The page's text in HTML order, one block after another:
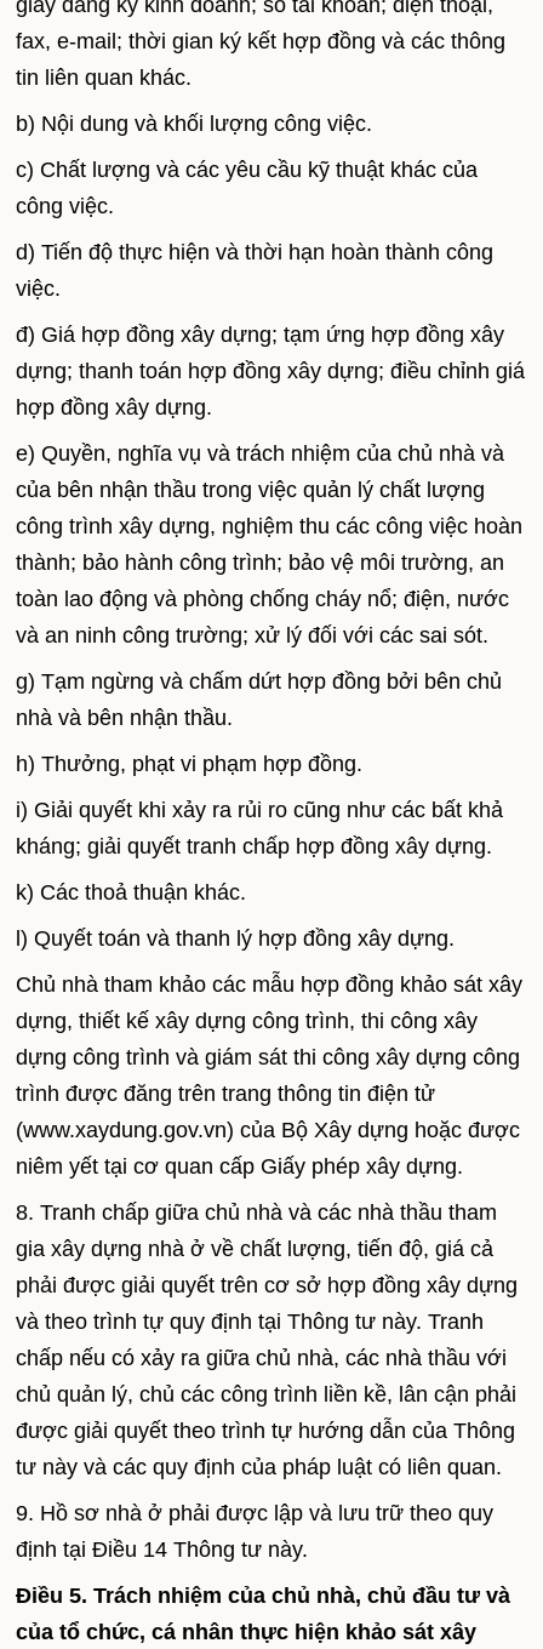
giấy đăng ký kinh doanh; số tài khoản; điện thoại,
fax, e-mail; thời gian ký kết hợp đồng và các thông
tin liên quan khác.
b) Nội dung và khối lượng công việc.
c) Chất lượng và các yêu cầu kỹ thuật khác của
công việc.
d) Tiến độ thực hiện và thời hạn hoàn thành công
việc.
đ) Giá hợp đồng xây dựng; tạm ứng hợp đồng xây
dựng; thanh toán hợp đồng xây dựng; điều chỉnh giá
hợp đồng xây dựng.
e) Quyền, nghĩa vụ và trách nhiệm của chủ nhà và
của bên nhận thầu trong việc quản lý chất lượng
công trình xây dựng, nghiệm thu các công việc hoàn
thành; bảo hành công trình; bảo vệ môi trường, an
toàn lao động và phòng chống cháy nổ; điện, nước
và an ninh công trường; xử lý đối với các sai sót.
g) Tạm ngừng và chấm dứt hợp đồng bởi bên chủ
nhà và bên nhận thầu.
h) Thưởng, phạt vi phạm hợp đồng.
i) Giải quyết khi xảy ra rủi ro cũng như các bất khả
kháng; giải quyết tranh chấp hợp đồng xây dựng.
k) Các thoả thuận khác.
l) Quyết toán và thanh lý hợp đồng xây dựng.
Chủ nhà tham khảo các mẫu hợp đồng khảo sát xây
dựng, thiết kế xây dựng công trình, thi công xây
dựng công trình và giám sát thi công xây dựng công
trình được đăng trên trang thông tin điện tử
(www.xaydung.gov.vn) của Bộ Xây dựng hoặc được
niêm yết tại cơ quan cấp Giấy phép xây dựng.
8. Tranh chấp giữa chủ nhà và các nhà thầu tham
gia xây dựng nhà ở về chất lượng, tiến độ, giá cả
phải được giải quyết trên cơ sở hợp đồng xây dựng
và theo trình tự quy định tại Thông tư này. Tranh
chấp nếu có xảy ra giữa chủ nhà, các nhà thầu với
chủ quản lý, chủ các công trình liền kề, lân cận phải
được giải quyết theo trình tự hướng dẫn của Thông
tư này và các quy định của pháp luật có liên quan.
9. Hồ sơ nhà ở phải được lập và lưu trữ theo quy
định tại Điều 14 Thông tư này.
Điều 5. Trách nhiệm của chủ nhà, chủ đầu tư và
của tổ chức, cá nhân thực hiện khảo sát xây